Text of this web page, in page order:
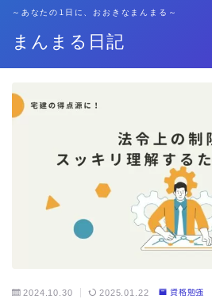
まんまる日記
～あなたの1日に、おおきなまんまる～
格安SIM
暮らし
資格勉強
2024.10.30 2025.01.22 資格勉強